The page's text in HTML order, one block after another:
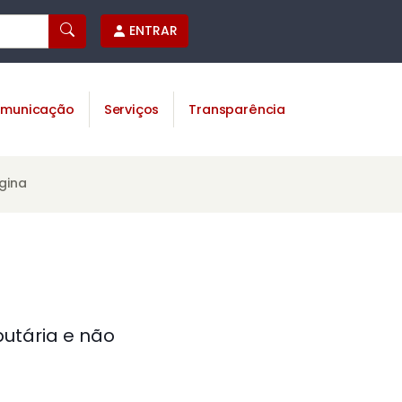
ENTRAR
Serviços Transparência
e não